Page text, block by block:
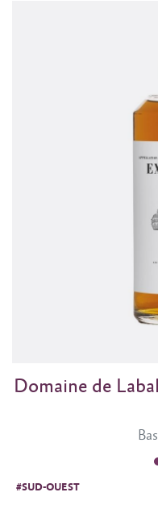
Domaine de
#SUD-OUEST